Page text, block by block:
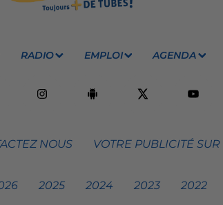
RADIO EMPLOI AGENDA
NOUS VOTRE PUBLICITÉ
2025 2024 2023 2022